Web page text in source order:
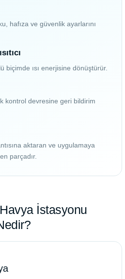
hafıza ve güvenlik ayarlarını
biçimde ısı enerjisine dönüştürür.
kontrol devresine geri bildirim
aktaran ve uygulamaya
parçadır.
İstasyonu